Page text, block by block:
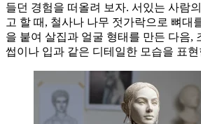
들던 경험을 떠올려 보자. 서있는 사람
고 할 때, 철사나 나무 젓가락으로 뼈대
을 붙여 살집과 얼굴 형태를 만든 다음,
썹이나 입과 같은 디테일한 모습을 표현